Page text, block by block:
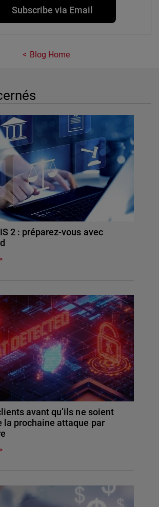
Subscribe via Email
Blog Home
2 : préparez-vous avec
avant qu’ils ne soient
la prochaine attaque par